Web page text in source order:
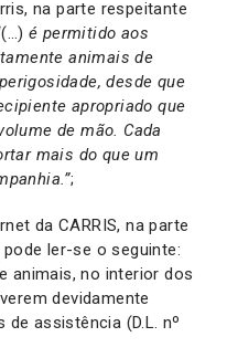
na parte respeitante
é permitido aos
animais de
desde que
apropriado que
de mão. Cada
mais do que um
;
da CARRIS, na parte
pode ler-se o seguinte:
animais, no interior dos
devidamente
assistência (D.L. nº